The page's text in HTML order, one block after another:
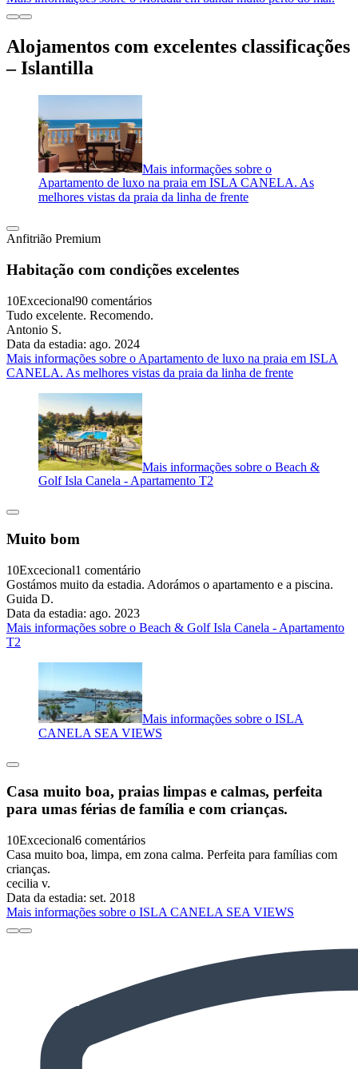
Alojamentos com excelentes classificações
– Islantilla
Mais informações sobre o
Apartamento de luxo na praia em ISLA CANELA. As
melhores vistas da praia da linha de frente
Anfitrião Premium
Habitação com condições excelentes
10Excecional90 comentários
Tudo excelente. Recomendo.
Antonio S.
Data da estadia: ago. 2024
Mais informações sobre o Apartamento de luxo na praia em ISLA
CANELA. As melhores vistas da praia da linha de frente
Mais informações sobre o Beach &
Golf Isla Canela - Apartamento T2
Muito bom
10Excecional1 comentário
Gostámos muito da estadia. Adorámos o apartamento e a piscina.
Guida D.
Data da estadia: ago. 2023
Mais informações sobre o Beach & Golf Isla Canela - Apartamento
T2
Mais informações sobre o ISLA
CANELA SEA VIEWS
Casa muito boa, praias limpas e calmas, perfeita
para umas férias de família e com crianças.
10Excecional6 comentários
Casa muito boa, limpa, em zona calma. Perfeita para famílias com
crianças.
cecilia v.
Data da estadia: set. 2018
Mais informações sobre o ISLA CANELA SEA VIEWS